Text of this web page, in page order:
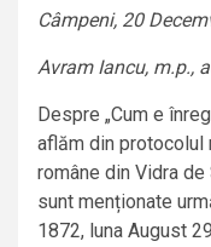
Câmpeni, 20
Avram Iancu, m.p.,
Despre „Cum e
aflăm din
române din Vidra de
sunt menționate
1872, luna August